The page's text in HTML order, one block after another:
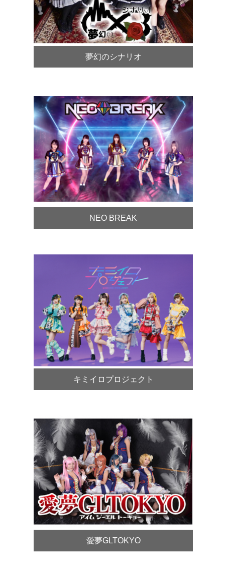
夢幻のシナリオ
NEO BREAK
キミイロプロジェクト
愛夢GLTOKYO